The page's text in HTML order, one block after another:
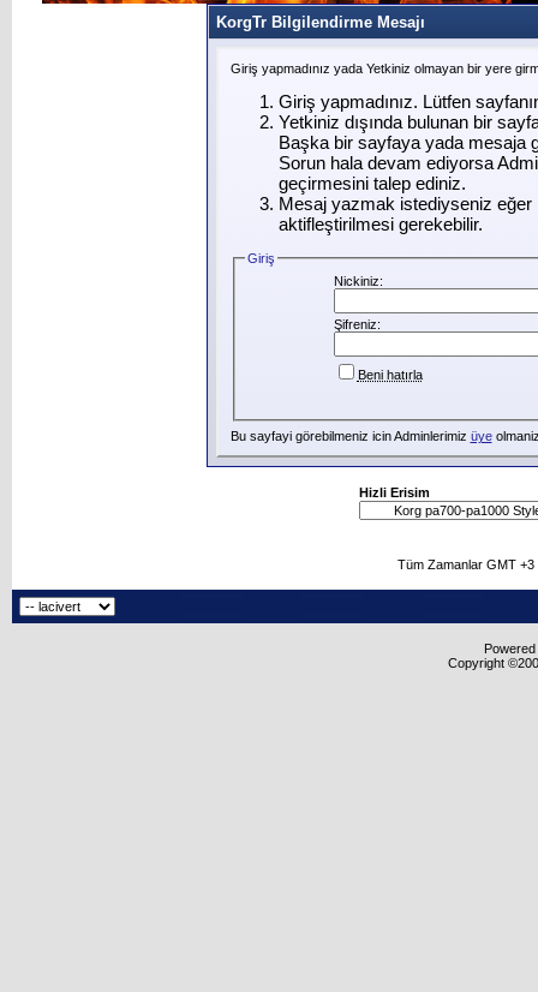
KorgTr Bilgilendirme Mesajı
Giriş yapmadınız yada Yetkiniz olmayan bir yere
Giriş yapmadınız. Lütfen
Yetkiniz dışında bulunan bir
Başka bir sayfaya yada mesaja
Sorun hala devam ediyorsa
geçirmesini talep ediniz.
Mesaj yazmak istediyseniz eğer
aktifleştirilmesi gerekebilir.
Giriş
Nickiniz:
Şifreniz:
Beni hatırla
Bu sayfayi görebilmeniz icin Adminlerimiz üye
Hizli Erisim
Tüm Zamanlar GMT
Copyright